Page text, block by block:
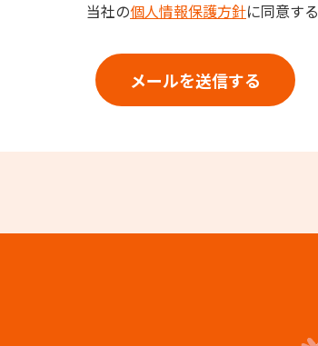
当社の個人情報保護方針に同意する